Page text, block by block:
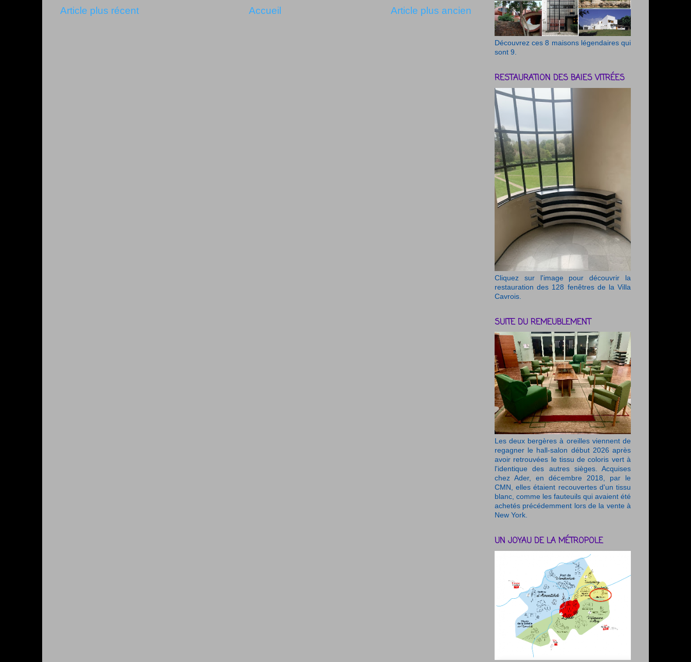
Article plus récent Article plus ancien
Accueil
Découvrez ces 8 maisons légendaires qui
sont 9.
RESTAURATION DES BAIES VITRÉES
Cliquez sur l'image pour découvrir la
restauration des 128 fenêtres de la Villa
Cavrois.
SUITE DU REMEUBLEMENT
Les deux bergères à oreilles viennent de
regagner le hall-salon début 2026 après
avoir retrouvées le tissu de coloris vert à
l'identique des autres sièges. Acquises
chez Ader, en décembre 2018, par le
CMN, elles étaient recouvertes d'un tissu
blanc, comme les fauteuils qui avaient été
achetés précédemment lors de la vente à
New York.
UN JOYAU DE LA MÉTROPOLE